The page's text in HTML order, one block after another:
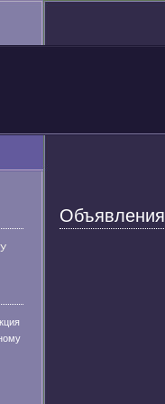
Объявления